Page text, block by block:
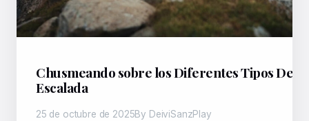
Chusmeando sobre los Diferentes Tipos De
Escalada
25 de octubre de 2025By DeiviSanzPlay